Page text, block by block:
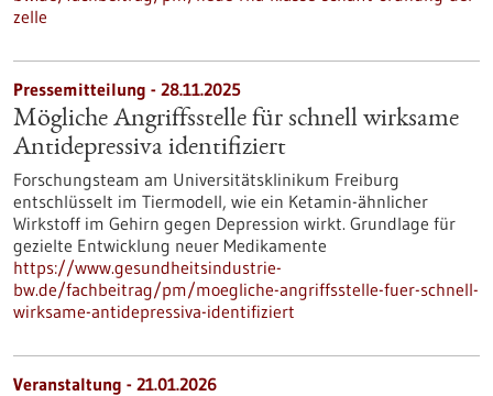
zelle
Pressemitteilung - 28.11.2025
Mögliche Angriffsstelle für schnell wirksame
Antidepressiva identifiziert
Forschungsteam am Universitätsklinikum Freiburg
entschlüsselt im Tiermodell, wie ein Ketamin-ähnlicher
Wirkstoff im Gehirn gegen Depression wirkt. Grundlage für
gezielte Entwicklung neuer Medikamente
https://www.gesundheitsindustrie-
bw.de/fachbeitrag/pm/moegliche-angriffsstelle-fuer-schnell-
wirksame-antidepressiva-identifiziert
Veranstaltung - 21.01.2026